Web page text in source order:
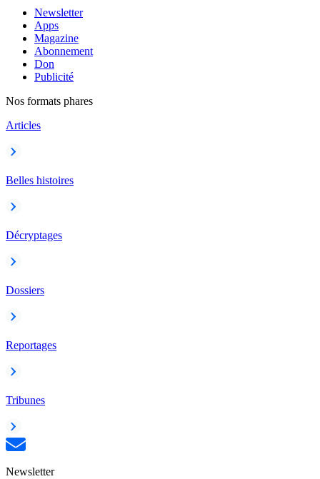
Newsletter
Apps
Magazine
Abonnement
Don
Publicité
Nos formats phares
Articles
Belles histoires
Décryptages
Dossiers
Reportages
Tribunes
Newsletter